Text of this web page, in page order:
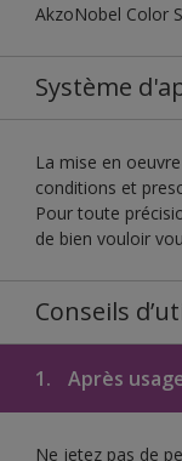
AkzoNobel Color
Système
La mise en
conditions et
Pour toute
de bien vouloir
Conseils
1. Après
Ne jetez pas de